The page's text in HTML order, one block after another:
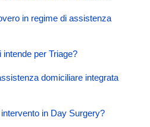
in regime di assistenza
intende per Triage?
domiciliare integrata
in Day Surgery?